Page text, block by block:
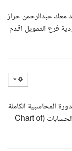
معك عبدالرحمن حراز
فرع التمويل اقدم
المحاسبية الكاملة
وربطها بالتقارير المالية. تجديد وإعادة تصميم دليل الحسابات (Chart of